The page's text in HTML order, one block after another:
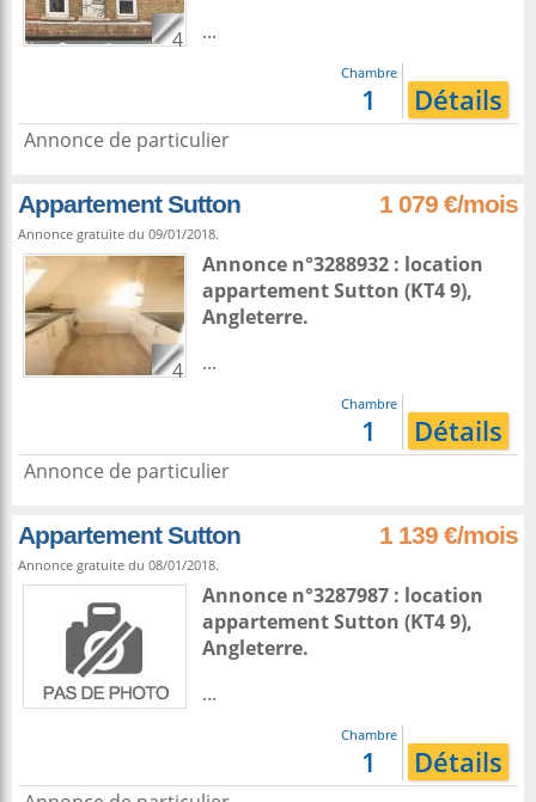
4
...
Chambre
1 Détails
Annonce de particulier
Appartement Sutton 1 079 €/mois
Annonce gratuite du 09/01/2018.
4
Annonce n°3288932 : location
appartementSutton (KT4 9),
Angleterre.
...
Chambre
1 Détails
Annonce de particulier
Appartement Sutton 1 139 €/mois
Annonce gratuite du 08/01/2018.
Annonce n°3287987 : location
appartementSutton (KT4 9),
Angleterre.
...
Chambre
1 Détails